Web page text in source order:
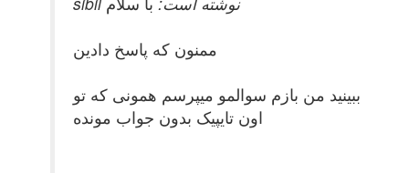
ممنون که پاسخ دادین
ببینید من بازم سوالمو میپرسم همونی که تو
اون تایپیک بدون جواب مونده